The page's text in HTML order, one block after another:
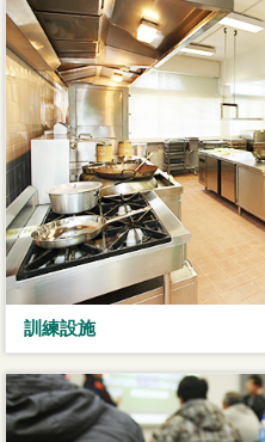
訓練設施